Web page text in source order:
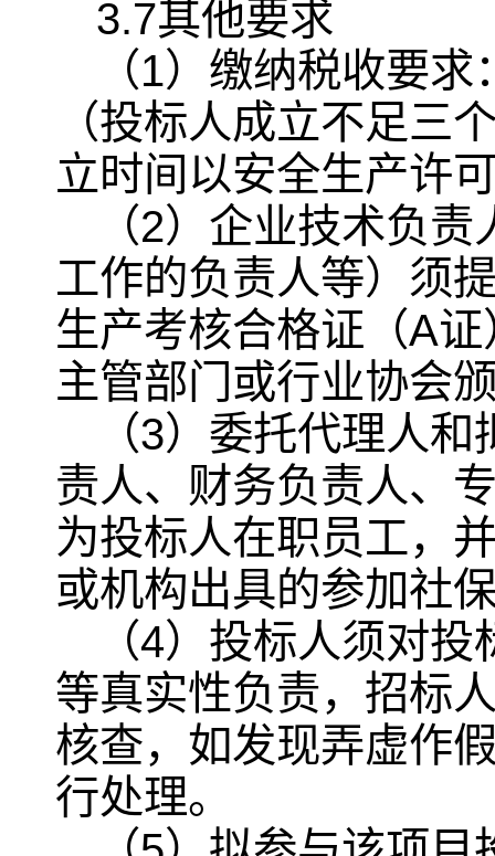
3.7其他要求
（1）缴纳税收要
（投标人成立不足三
立时间以安全生产许
（2）企业技术负
工作的负责人等）须
生产考核合格证（A
主管部门或行业协会
（3）委托代理人
责人、财务负责人、
为投标人在职员工，
或机构出具的参加社
（4）投标人须对
等真实性负责，招标
核查，如发现弄虚作
行处理。